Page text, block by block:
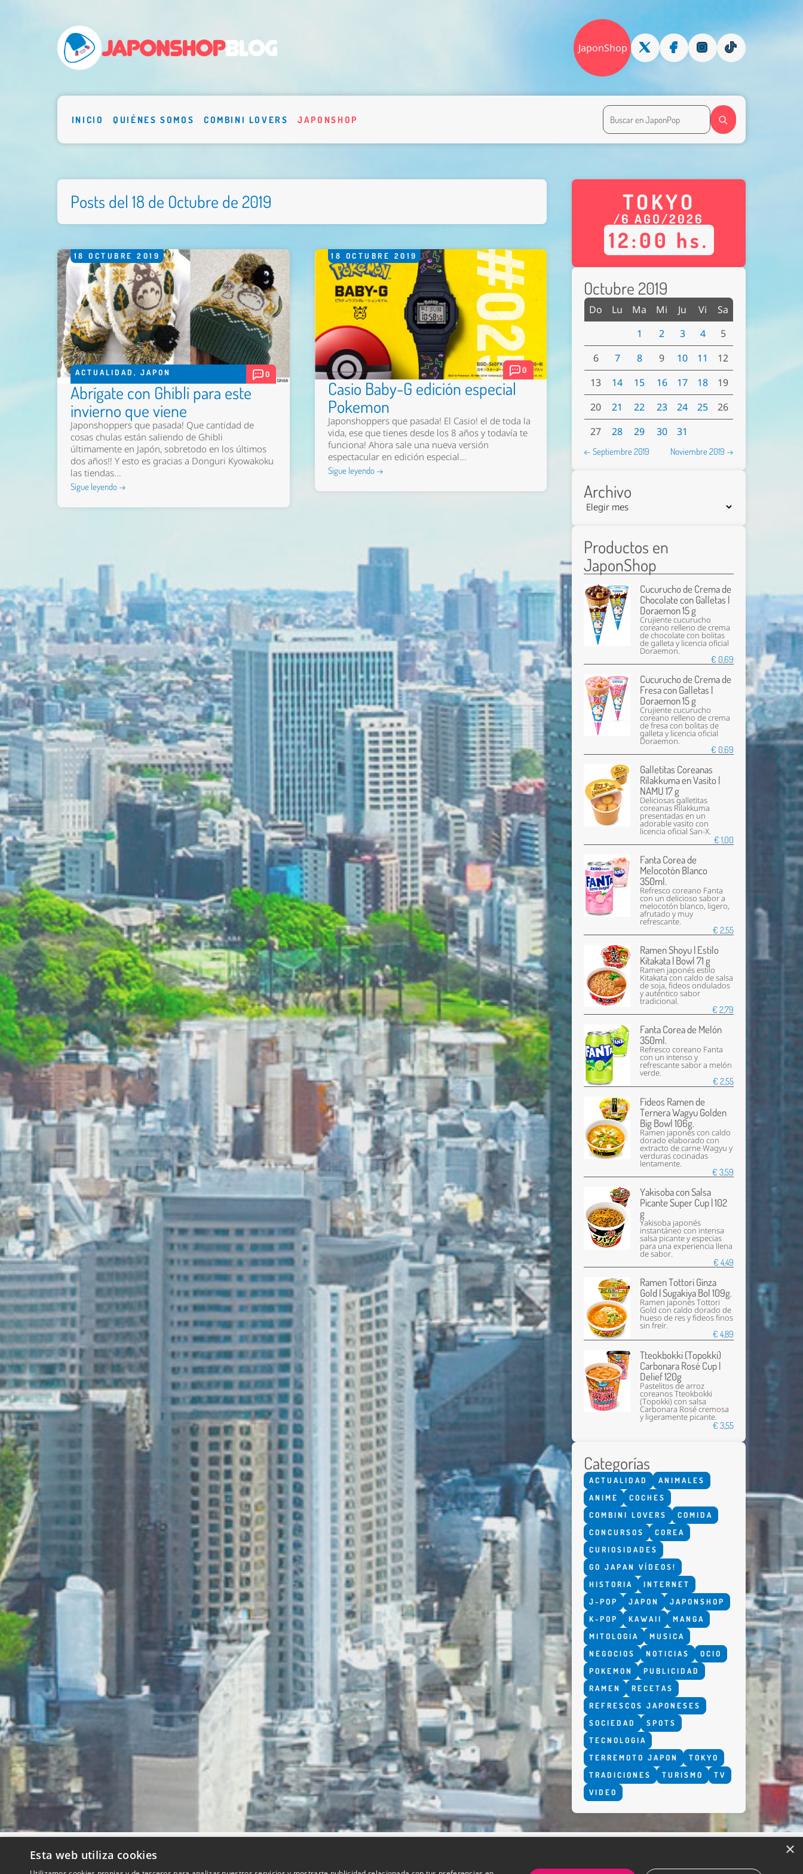
JaponShop
INICIO QUIÉNES SOMOS COMBINI LOVERS JAPONSHOP
Posts del 18 de Octubre de 2019
18 OCTUBRE 2019
ACTUALIDAD,JAPON 0
Abrígate con Ghibli para este
invierno que viene
Japonshoppers que pasada! Que cantidad de
cosas chulas están saliendo de Ghibli
últimamente en Japón, sobretodo en los últimos
dos años!! Y esto es gracias a Donguri Kyowakoku
las tiendas...
Sigue leyendo →
18 OCTUBRE 2019
0
Casio Baby-G edición especial
Pokemon
Japonshoppers que pasada! El Casio! el de toda la
vida, ese que tienes desde los 8 años y todavía te
funciona! Ahora sale una nueva versión
espectacular en edición especial...
Sigue leyendo →
TOKYO
/6 AGO/2026
12:00 hs.
Octubre 2019
Do Lu Ma Mi Ju Vi
Sa
1
2 3 4
5
6
7 8 9 10 11
12
13
14 15 16 17 18
19
20
21 22 23 24 25
26
27
28 29 30 31
← Septiembre 2019 Noviembre 2019 →
Archivo
Productos en
JaponShop
Cucurucho de Crema de
Chocolate con Galletas |
Doraemon 15 g
Crujiente cucurucho
coreano relleno de crema
de chocolate con bolitas
de galleta y licencia oficial
Doraemon.
€ 0,69
Cucurucho de Crema de
Fresa con Galletas |
Doraemon 15 g
Crujiente cucurucho
coreano relleno de crema
de fresa con bolitas de
galleta y licencia oficial
Doraemon.
€ 0,69
Galletitas Coreanas
Rilakkuma en Vasito |
NAMU 17 g
Deliciosas galletitas
coreanas Rilakkuma
presentadas en un
adorable vasito con
licencia oficial San-X.
€ 1,00
Fanta Corea de
Melocotón Blanco
350ml.
Refresco coreano Fanta
con un delicioso sabor a
melocotón blanco, ligero,
afrutado y muy
refrescante.
€ 2,55
Ramen Shoyu | Estilo
Kitakata | Bowl 71 g
Ramen japonés estilo
Kitakata con caldo de salsa
de soja, fideos ondulados
y auténtico sabor
tradicional.
€ 2,79
Fanta Corea de Melón
350ml.
Refresco coreano Fanta
con un intenso y
refrescante sabor a melón
verde.
€ 2,55
Fideos Ramen de
Ternera Wagyu Golden
Big Bowl 106g.
Ramen japonés con caldo
dorado elaborado con
extracto de carne Wagyu y
verduras cocinadas
lentamente.
€ 3,59
Yakisoba con Salsa
Picante Super Cup | 102
g
Yakisoba japonés
instantáneo con intensa
salsa picante y especias
para una experiencia llena
de sabor.
€ 4,49
Ramen Tottori Ginza
Gold | Sugakiya Bol 109g.
Ramen japonés Tottori
Gold con caldo dorado de
hueso de res y fideos finos
sin freír.
€ 4,89
Tteokbokki (Topokki)
Carbonara Rosé Cup |
Delief 120g
Pastelitos de arroz
coreanos Tteokbokki
(Topokki) con salsa
Carbonara Rosé cremosa
y ligeramente picante.
€ 3,55
Categorías
ACTUALIDAD
ANIMALES
ANIME
COCHES
COMBINI LOVERS
COMIDA
CONCURSOS
COREA
CURIOSIDADES
GO JAPAN VÍDEOS!
HISTORIA
INTERNET
J-POP
JAPON
JAPONSHOP
K-POP
KAWAII
MANGA
MITOLOGIA
MUSICA
NEGOCIOS
NOTICIAS
OCIO
POKEMON
PUBLICIDAD
RAMEN
RECETAS
REFRESCOS JAPONESES
SOCIEDAD
SPOTS
TECNOLOGIA
TERREMOTO JAPON
TOKYO
TRADICIONES
TURISMO
TV
VIDEO
×
Esta web utiliza cookies